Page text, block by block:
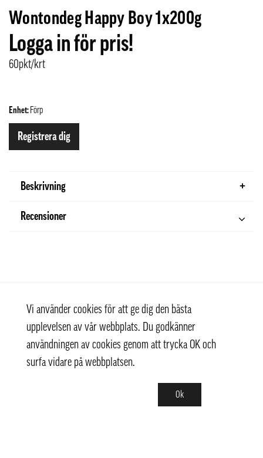
Wontondeg Happy Boy 1x200g
Logga in för pris!
60pkt/krt
Enhet: Förp
Registrera dig
Beskrivning
Recensioner
Vi använder cookies för att ge dig den bästa
upplevelsen av vår webbplats. Du godkänner
användningen av cookies genom att trycka OK och
surfa vidare på webbplatsen.
Ok